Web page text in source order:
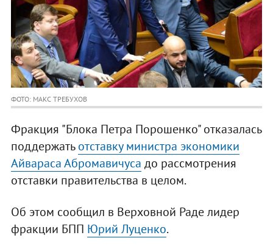
ФОТО: МАКС ТРЕБУХОВ
Фракция "Блока Петра Порошенко" отказалась
поддержатьотставку министра экономики
Айвараса Абромавичуса до рассмотрения
отставки правительства в целом.
Об этом сообщил в Верховной Раде лидер
фракции БПП Юрий Луценко.